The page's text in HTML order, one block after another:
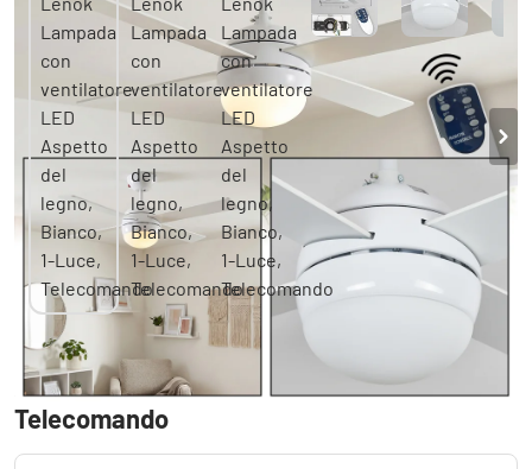
Lenok Lampada con ventilatore LED
Aspetto del legno, Bianco, 1-Luce,
Telecomando